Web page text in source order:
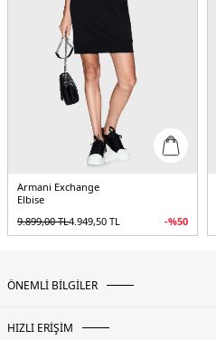
Armani Exchange
Elbise
9.899,00TL4.949,50 TL -%50
ÖNEMLİ BİLGİLER
HIZLI ERİŞİM